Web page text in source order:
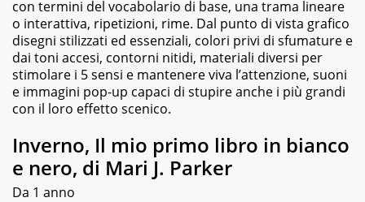
ricettari
e
ai
fotografici.
con termini del vocabolario di base, una trama lineare
o interattiva, ripetizioni, rime. Dal punto di vista grafico
disegni stilizzati ed essenziali, colori privi di sfumature e
dai toni accesi, contorni nitidi, materiali diversi per
stimolare i 5 sensi e mantenere viva l’attenzione, suoni
e immagini pop-up capaci di stupire anche i più grandi
con il loro effetto scenico.
Inverno, Il mio primo libro in bianco
e nero, di Mari J. Parker
Da 1 anno